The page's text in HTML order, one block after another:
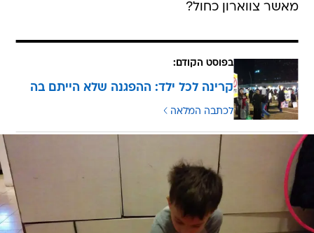
מאשר צווארון כחול?
בפוסט הקודם:
קרינה לכל ילד: ההפגנה שלא הייתם בה
לכתבה המלאה